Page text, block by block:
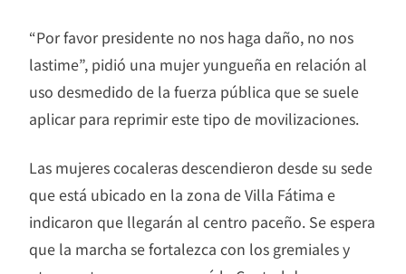
“Por favor presidente no nos haga daño, no nos
lastime”, pidió una mujer yungueña en relación al
uso desmedido de la fuerza pública que se suele
aplicar para reprimir este tipo de movilizaciones.
Las mujeres cocaleras descendieron desde su sede
que está ubicado en la zona de Villa Fátima e
indicaron que llegarán al centro paceño. Se espera
que la marcha se fortalezca con los gremiales y